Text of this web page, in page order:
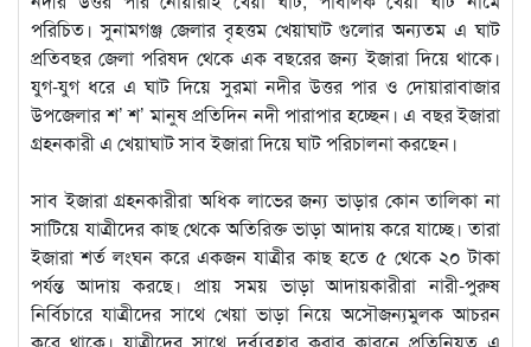
পরিচিত। সুনামগঞ্জ জেলার বৃহত্তম খেয়াঘাট গুলোর অন্যতম এ ঘাট
প্রতিবছর জেলা পরিষদ থেকে এক বছরের জন্য ইজারা দিয়ে থাকে।
যুগ-যুগ ধরে এ ঘাট দিয়ে সুরমা নদীর উত্তর পার ও দোয়ারাবাজার
উপজেলার শ’ শ’ মানুষ প্রতিদিন নদী পারাপার হচ্ছেন। এ বছর ইজারা
গ্রহনকারী এ খেয়াঘাট সাব ইজারা দিয়ে ঘাট পরিচালনা করছেন।
সাব ইজারা গ্রহনকারীরা অধিক লাভের জন্য ভাড়ার কোন তালিকা না
সাটিয়ে যাত্রীদের কাছ থেকে অতিরিক্ত ভাড়া আদায় করে যাচ্ছে। তারা
ইজারা শর্ত লংঘন করে একজন যাত্রীর কাছ হতে ৫ থেকে ২০ টাকা
পর্যন্ত আদায় করছে। প্রায় সময় ভাড়া আদায়কারীরা নারী-পুরুষ
নির্বিচারে যাত্রীদের সাথে খেয়া ভাড়া নিয়ে অসৌজন্যমুলক আচরন
করে থাকে। যাত্রীদের সাথে দূর্ব্যবহার করার কারনে প্রতিনিয়ত এ